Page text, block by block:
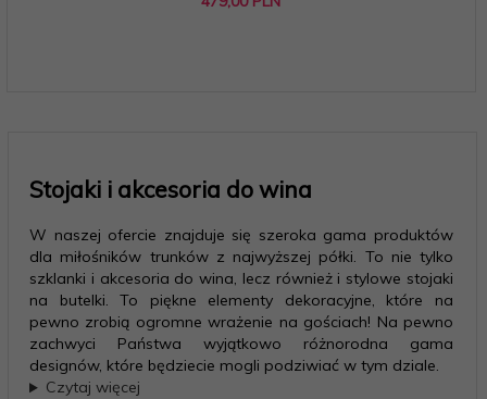
Stojaki i akcesoria do wina
W naszej ofercie znajduje się szeroka gama produktów
dla miłośników trunków z najwyższej półki. To nie tylko
szklanki i akcesoria do wina, lecz również i stylowe stojaki
na butelki. To piękne elementy dekoracyjne, które na
pewno zrobią ogromne wrażenie na gościach! Na pewno
zachwyci Państwa wyjątkowo różnorodna gama
designów, które będziecie mogli podziwiać w tym dziale.
Czytaj więcej